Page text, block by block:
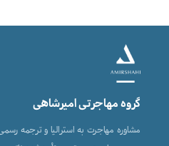
گروه مهاجرتی امیرشاهی
مشاوره مهاجرت به استرالیا و ترجمه